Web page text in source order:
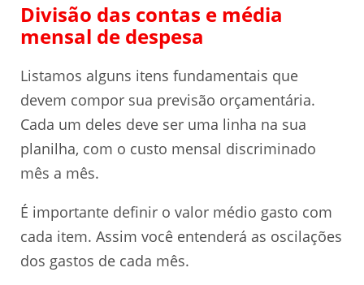
Divisão das contas e média
mensal de despesa
Listamos alguns itens fundamentais que
devem compor sua previsão orçamentária.
Cada um deles deve ser uma linha na sua
planilha, com o custo mensal discriminado
mês a mês.
É importante definir o valor médio gasto com
cada item. Assim você entenderá as oscilações
dos gastos de cada mês.